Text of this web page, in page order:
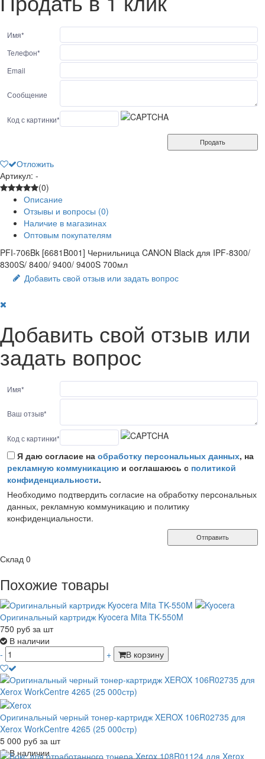
Имя*
Телефон*
Email
Сообщение
Код с картинки*
Продать
Отложить
Артикул: -
(0)
Описание
Отзывы и вопросы (0)
Наличие в магазинах
Оптовым покупателям
PFI-706Bk [6681B001] Чернильница CANON Black для IPF-8300/
8300S/ 8400/ 9400/ 9400S 700мл
Добавить свой отзыв или задать вопрос
Добавить свой отзыв или
задать вопрос
Имя*
Ваш отзыв*
Код с картинки*
Я даю согласие на обработку персональных данных, на
рекламную коммуникацию и соглашаюсь с политикой
конфиденциальности.
Необходимо подтвердить согласие на обработку персональных
данных, рекламную коммуникацию и политику
конфиденциальности.
Отправить
Склад 0
Похожие товары
Оригинальный картридж Kyocera Mita TK-550M
750 руб за шт
В наличии
-
+ В корзину
Оригинальный черный тонер-картридж XEROX 106R02735 для
Xerox WorkCentre 4265 (25 000стр)
5 000 руб за шт
В наличии